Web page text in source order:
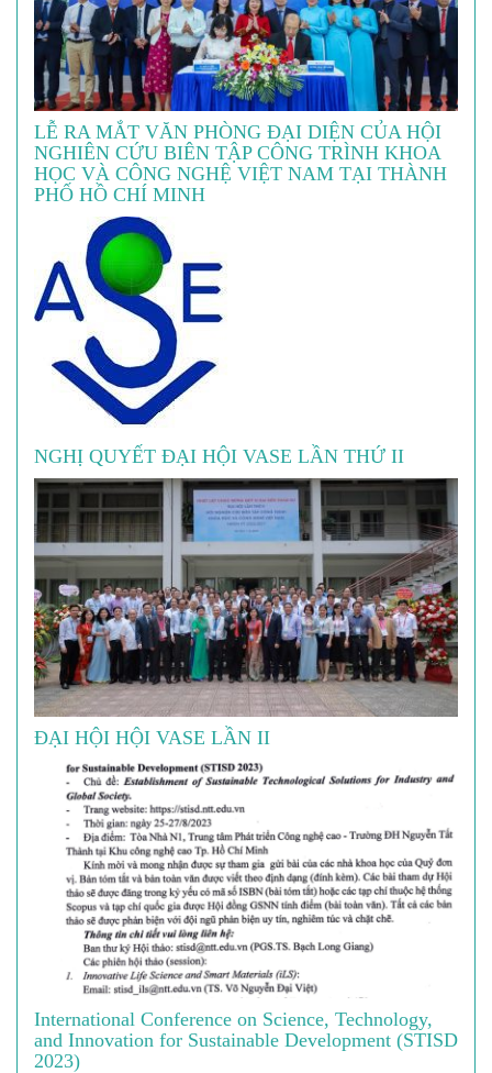
LỄ RA MẮT VĂN PHÒNG ĐẠI DIỆN CỦA HỘI
NGHIÊN CỨU BIÊN TẬP CÔNG TRÌNH KHOA
HỌC VÀ CÔNG NGHỆ VIỆT NAM TẠI THÀNH
PHỐ HỒ CHÍ MINH
NGHỊ QUYẾT ĐẠI HỘI VASE LẦN THỨ II
ĐẠI HỘI HỘI VASE LẦN II
International Conference on Science, Technology,
and Innovation for Sustainable Development (STISD
2023)